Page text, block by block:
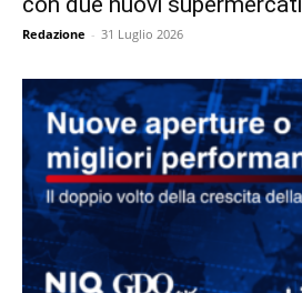
Redazione - 31 Luglio 2026